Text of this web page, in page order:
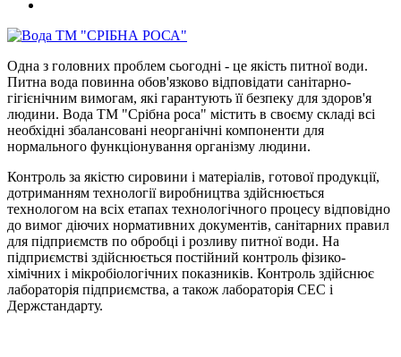
Одна з головних проблем сьогодні - це якість питної води.
Питна вода повинна обов'язково відповідати санітарно-
гігієнічним вимогам, які гарантують її безпеку для здоров'я
людини. Вода ТМ "Срібна роса" містить в своєму складі всі
необхідні збалансовані неорганічні компоненти для
нормального функціонування організму людини.
Контроль за якістю сировини і матеріалів, готової продукції,
дотриманням технології виробництва здійснюється
технологом на всіх етапах технологічного процесу відповідно
до вимог діючих нормативних документів, санітарних правил
для підприємств по обробці і розливу питної води. На
підприємстві здійснюється постійний контроль фізико-
хімічних і мікробіологічних показників. Контроль здійснює
лабораторія підприємства, а також лабораторія СЕС і
Держстандарту.